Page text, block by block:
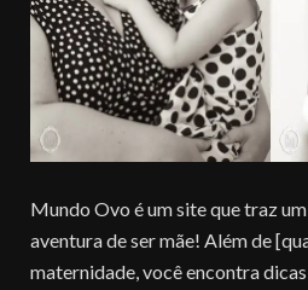
Mundo Ovo é um site que traz
aventura de ser mãe! Além de
maternidade, você encontra